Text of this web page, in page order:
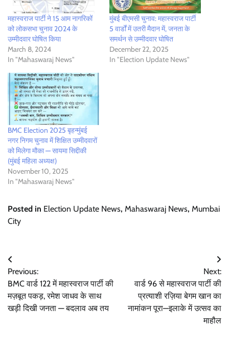
महास्वराज पार्टी ने 15 आम नागरिकों
को लोकसभा चुनाव 2024 के
उम्मीदवार घोषित किया
March 8, 2024
In "Mahaswaraj News"
मुंबई बीएमसी चुनाव: महास्वराज पार्टी
5 वार्डों में उतरी मैदान में, जनता के
समर्थन से उम्मीदवार घोषित
December 22, 2025
In "Election Update News"
BMC Election 2025 बृहन्मुंबई
नगर निगम चुनाव में शिक्षित उम्मीदवारों
को मिलेगा मौका — सायमा सिद्दीकी
(मुंबई महिला अध्यक्ष)
November 10, 2025
In "Mahaswaraj News"
Posted in Election Update News, Mahaswaraj News, Mumbai
City
Post
navigation
Previous:
BMC वार्ड 122 में महास्वराज पार्टी की
मज़बूत पकड़, रमेश जाधव के साथ
खड़ी दिखी जनता — बदलाव अब तय
Next:
वार्ड 96 से महास्वराज पार्टी की
प्रत्याशी रज़िया बेगम खान का
नामांकन पूरा—इलाके में उत्सव का
माहौल